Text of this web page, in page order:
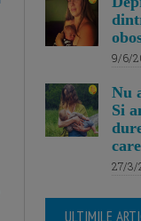
9/6/
Nu
Si
27/3/
ULTIMILE